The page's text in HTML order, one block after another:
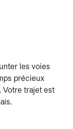
les voies
précieux
Votre trajet est